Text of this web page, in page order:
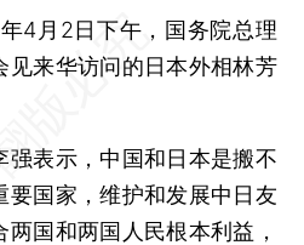
4月2日下午，国务院总理
见来华访问的日本外相林芳
表示，中国和日本是搬不
要国家，维护和发展中日友
国和两国人民根本利益，